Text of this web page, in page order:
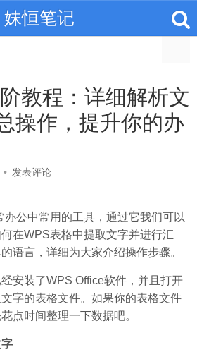
妹恒笔记
教程：详细解析文
操作，提升你的办
• 发表评论
办公中常用的工具，通过它我们可以
在WPS表格中提取文字并进行汇
语言，详细为大家介绍操作步骤。
安装了WPS Office软件，并且打开
字的表格文件。如果你的表格文件
点时间整理一下数据吧。